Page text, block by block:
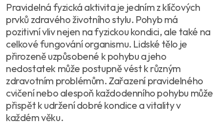
Pravidelná fyzická aktivita je jedním z klíčových
prvků zdravého životního stylu. Pohyb má
pozitivní vliv nejen na fyzickou kondici, ale také na
celkové fungování organismu. Lidské tělo je
přirozeně uzpůsobené k pohybu a jeho
nedostatek může postupně vést k různým
zdravotním problémům. Zařazení pravidelného
cvičení nebo alespoň každodenního pohybu může
přispět k udržení dobré kondice a vitality v
každém věku.